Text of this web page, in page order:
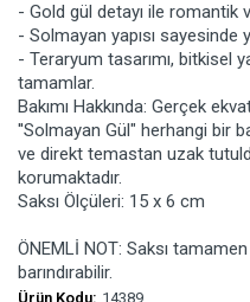
- Gold gül detayı ile romantik
- Solmayan yapısı sayesinde
- Teraryum tasarımı, bitkisel
tamamlar.
Bakımı Hakkında: Gerçek
''Solmayan Gül" herhangi bir
ve direkt temastan uzak
korumaktadır.
Saksı Ölçüleri: 15 x 6 cm
ÖNEMLİ NOT: Saksı
barındırabilir.
Ürün Kodu: 14389